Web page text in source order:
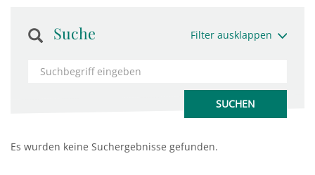
Suche Filter ausklappen
Es wurden keine Suchergebnisse gefunden.